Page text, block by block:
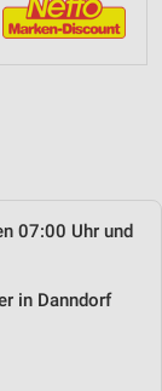
07:00 Uhr und
in Danndorf